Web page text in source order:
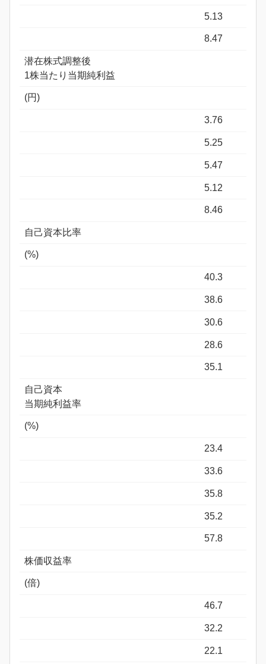
5.13
8.47
潜在株式調整後
1株当たり当期純利益
(円)
3.76
5.25
5.47
5.12
8.46
自己資本比率
(%)
40.3
38.6
30.6
28.6
35.1
自己資本
当期純利益率
(%)
23.4
33.6
35.8
35.2
57.8
株価収益率
(倍)
46.7
32.2
22.1